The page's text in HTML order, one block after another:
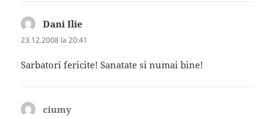
Dani Ilie
23.12.2008 la 20:41
Sarbatori fericite! Sanatate si numai bine!
ciumy